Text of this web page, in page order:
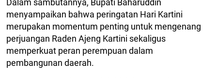
Dalam sambutannya, Bupati Baharuddin
menyampaikan bahwa peringatan Hari Kartini
merupakan momentum penting untuk mengenang
perjuangan Raden Ajeng Kartini sekaligus
memperkuat peran perempuan dalam
pembangunan daerah.